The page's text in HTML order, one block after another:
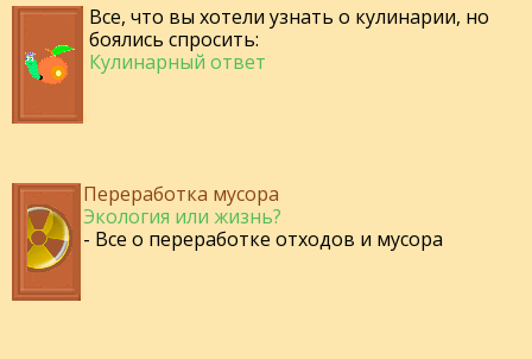
Все, что вы хотели узнать о кулинарии, но
боялись спросить:
Кулинарный ответ
Переработка мусора
Экология или жизнь?
- Все о переработке отходов и мусора